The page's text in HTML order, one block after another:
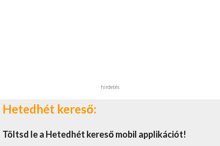
hirdetés
Hetedhét kereső:
Töltsd le a Hetedhét kereső mobil applikációt!